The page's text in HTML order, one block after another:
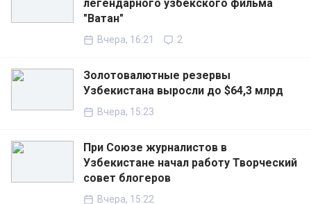
легендарного узбекского фильма
"Ватан"
Вчера, 16:21 2
Золотовалютные резервы
Узбекистана выросли до $64,3 млрд
Вчера, 15:23
При Союзе журналистов в
Узбекистане начал работу Творческий
совет блогеров
Вчера, 15:22